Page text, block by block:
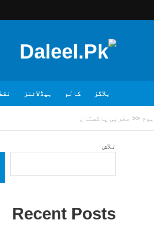
بلاگز کالم ہیڈلائنز
ہوم << مغربی پاکستان
تلاش
Recent Posts